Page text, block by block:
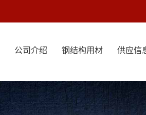
公司介绍 钢结构用材 供应信